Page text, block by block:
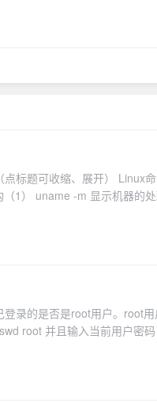
-h hours:minutes & 按预定时间关闭系统 shutdown -c 取消按预定时间关闭系统 shutdown -r now 重启 reboot 重启 logout 注销 Linux命令 — 文件和目录 命令代码 注释说明 cd /home 进入 '/ home' 目录' cd .. 返回上一级目录 cd ../.. 返回上两级目录 cd 进入个人的主目录 cd ~user1 进入个人的主目录 cd - 返回上次所在的目录 pwd 显示工作路径 ls 查看目录中的文件
录的是否是root用户。root
并且输入当前用户密码 注意密
他用户账号密码的情况！注